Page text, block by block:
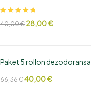
5.00od 5
40,00€28,00€
Paket 5 rollon dezodoransa
66,36€40,00€